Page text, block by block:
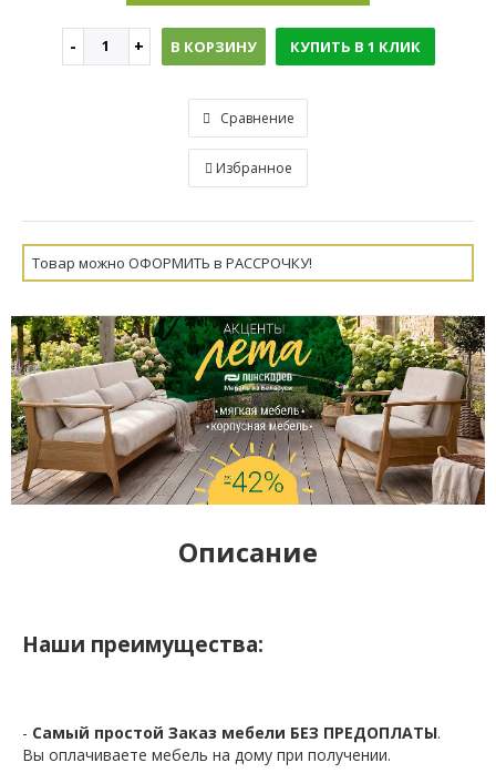
В КОРЗИНУ КУПИТЬ В 1 КЛИК
Сравнение
Избранное
Товар можно ОФОРМИТЬ в РАССРОЧКУ!
Описание
Наши преимущества:
- Самый простой Заказ мебели БЕЗ ПРЕДОПЛАТЫ.
Вы оплачиваете мебель на дому при получении.